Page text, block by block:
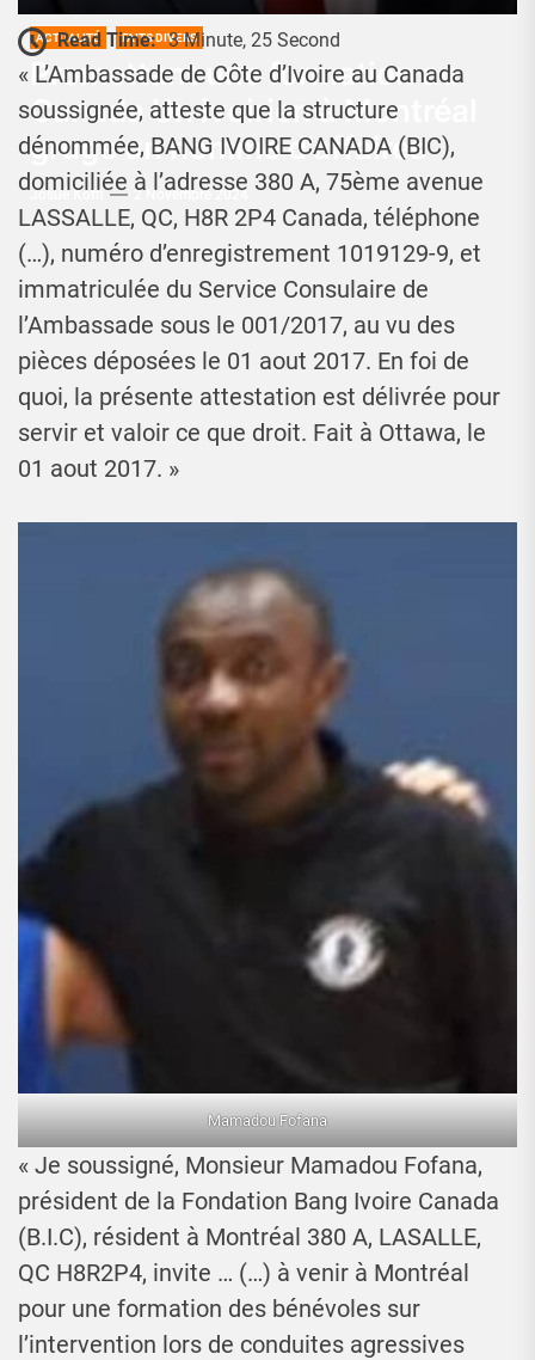
ACTUALITÉ FAITS DIVERS
Promettant une formation au
Canada Un ivoirien à Montréal
gruge un homme d’affaires
Josué Koffi 2 Novembre 2024
Read Time: 3 Minute, 25 Second
« L’Ambassade de Côte d’Ivoire au Canada
soussignée, atteste que la structure
dénommée, BANG IVOIRE CANADA (BIC),
domiciliée à l’adresse 380 A, 75ème avenue
LASSALLE, QC, H8R 2P4 Canada, téléphone
(…), numéro d’enregistrement 1019129-9, et
immatriculée du Service Consulaire de
l’Ambassade sous le 001/2017, au vu des
pièces déposées le 01 aout 2017. En foi de
quoi, la présente attestation est délivrée pour
servir et valoir ce que droit. Fait à Ottawa, le
01 aout 2017. »
Mamadou Fofana
« Je soussigné, Monsieur Mamadou Fofana,
président de la Fondation Bang Ivoire Canada
(B.I.C), résident à Montréal 380 A, LASALLE,
QC H8R2P4, invite … (…) à venir à Montréal
pour une formation des bénévoles sur
l’intervention lors de conduites agressives